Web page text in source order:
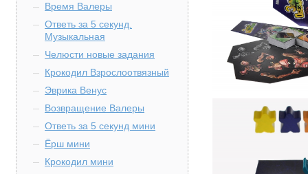
Время Валеры
Ответь за 5 секунд.
Музыкальная
Челюсти новые задания
Крокодил Взрослоотвязный
Эврика Венус
Возвращение Валеры
Ответь за 5 секунд мини
Ёрш мини
Крокодил мини